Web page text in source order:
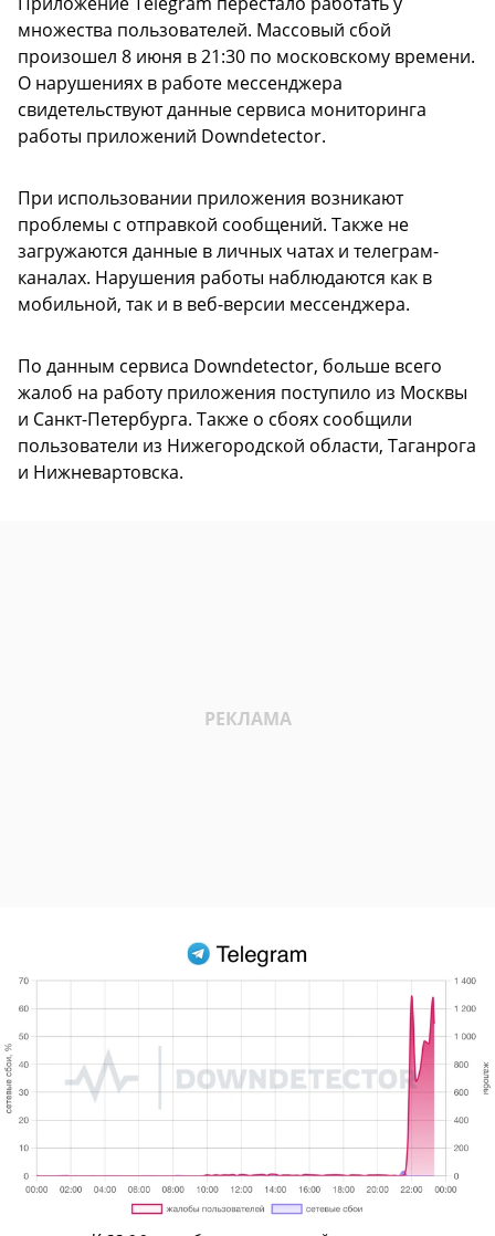
множества пользователей. Массовый сбой
произошел 8 июня в 21:30 по московскому времени.
О нарушениях в работе мессенджера
свидетельствуют данные сервиса мониторинга
работы приложений Downdetector.
При использовании приложения возникают
проблемы с отправкой сообщений. Также не
загружаются данные в личных чатах и телеграм-
каналах. Нарушения работы наблюдаются как в
мобильной, так и в веб-версии мессенджера.
По данным сервиса Downdetector, больше всего
жалоб на работу приложения поступило из Москвы
и Санкт-Петербурга. Также о сбоях сообщили
пользователи из Нижегородской области, Таганрога
и Нижневартовска.